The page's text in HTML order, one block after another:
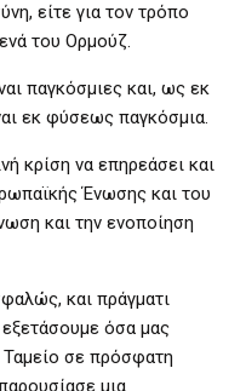
είτε για τον τρόπο
του Ορμούζ.
παγκόσμιες και, ως εκ
εκ φύσεως παγκόσμια.
κρίση να επηρεάσει και
Ένωσης και του
και την ενοποίηση
και πράγματι
εξετάσουμε όσα μας
σε πρόσφατη
μια